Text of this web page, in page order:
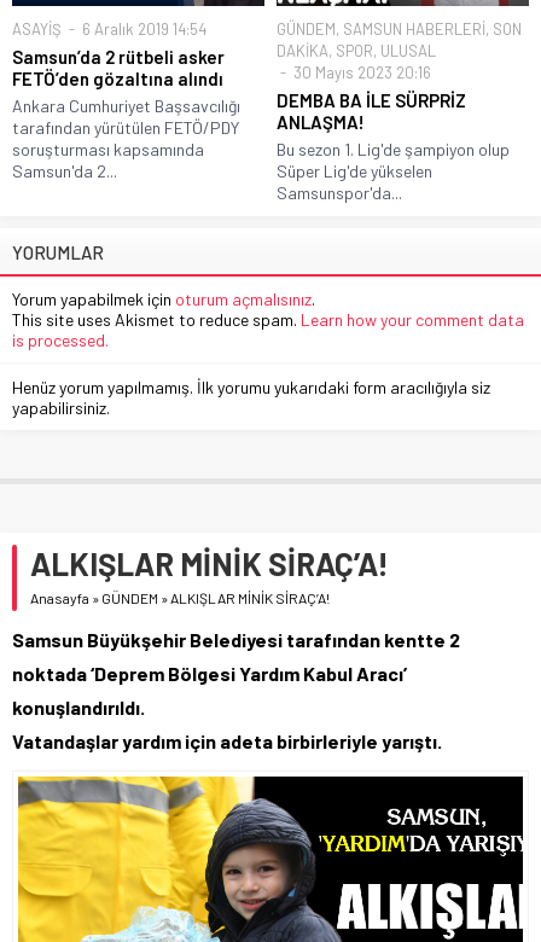
ASAYİŞ 6 Aralık 2019 14:54
Samsun’da 2 rütbeli asker
FETÖ’den gözaltına alındı
Ankara Cumhuriyet Başsavcılığı
tarafından yürütülen FETÖ/PDY
soruşturması kapsamında
Samsun'da 2...
GÜNDEM, SAMSUN HABERLERİ, SON
DAKİKA, SPOR, ULUSAL
30 Mayıs 2023 20:16
DEMBA BA İLE SÜRPRİZ
ANLAŞMA!
Bu sezon 1. Lig'de şampiyon olup
Süper Lig'de yükselen
Samsunspor'da...
YORUMLAR
Yorum yapabilmek için oturum açmalısınız.
This site uses Akismet to reduce spam. Learn how your comment data
is processed.
Henüz yorum yapılmamış. İlk yorumu yukarıdaki form aracılığıyla siz
yapabilirsiniz.
ALKIŞLAR MİNİK SİRAÇ’A!
Anasayfa » GÜNDEM »ALKIŞLAR MİNİK SİRAÇ’A!
Samsun Büyükşehir Belediyesi tarafından kentte 2
noktada ‘Deprem Bölgesi Yardım Kabul Aracı’
konuşlandırıldı.
Vatandaşlar yardım için adeta birbirleriyle yarıştı.